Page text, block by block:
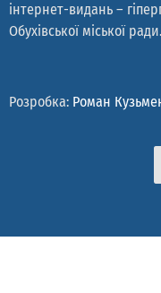
інтернет-видань –
Обухівської міської ради.
Розробка: Роман